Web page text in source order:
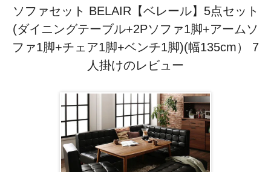
ソファセット BELAIR【ベレール】5点セット
(ダイニングテーブル+2Pソファ1脚+アームソ
ファ1脚+チェア1脚+ベンチ1脚)(幅135cm） 7
人掛けのレビュー